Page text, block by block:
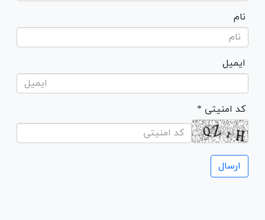
نام
ایمیل
* کد امنیتی